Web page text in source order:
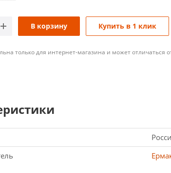
В корзину Купить в 1 клик
только для интернет-магазина и может отличаться